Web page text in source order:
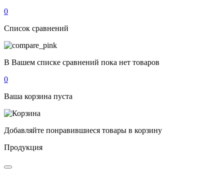
0
Список сравнений
В Вашем списке сравнений пока нет товаров
0
Ваша корзина пуста
Добавляйте понравившиеся товары в корзину
Продукция